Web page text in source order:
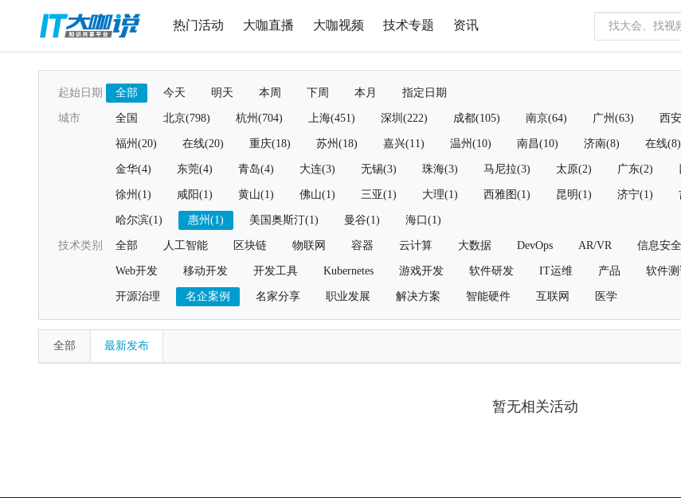
热门活动 大咖直播 大咖视频 技术专题 资讯
起始日期 全部 今天 明天 本周 下周 本月 指定日期
城市 全国 北京(798) 杭州(704) 上海(451) 深圳(222) 成都(105) 南京(64) 广州(63) 西
福州(20) 在线(20) 重庆(18) 苏州(18) 嘉兴(11) 温州(10) 南昌(10) 济南(8) 在线(8)
金华(4) 东莞(4) 青岛(4) 大连(3) 无锡(3) 珠海(3) 马尼拉(3) 太原(2) 广东(2)
徐州(1) 咸阳(1) 黄山(1) 佛山(1) 三亚(1) 大理(1) 西雅图(1) 昆明(1) 济宁(1)
哈尔滨(1) 惠州(1) 美国奥斯汀(1) 曼谷(1) 海口(1)
技术类别 全部 人工智能 区块链 物联网 容器 云计算 大数据 DevOps AR/VR 信息安全
Web开发 移动开发 开发工具 Kubernetes 游戏开发 软件研发 IT运维 产品 软件
开源治理 名企案例 名家分享 职业发展 解决方案 智能硬件 互联网 医学
全部 最新发布
暂无相关活动